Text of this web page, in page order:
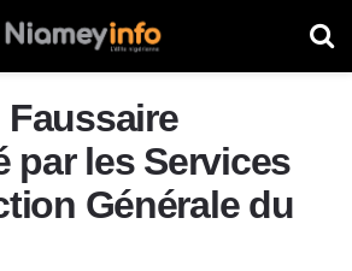
Faussaire
par les Services
Générale du